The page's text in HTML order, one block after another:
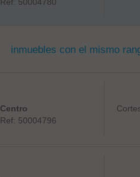
inmuebles con el mismo
Centro
Ref: 50004796